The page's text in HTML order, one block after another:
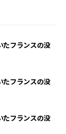
たフランスの没
たフランスの没
たフランスの没